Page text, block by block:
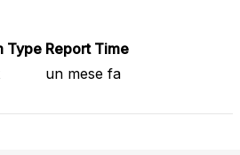
Type Report Time
un mese fa